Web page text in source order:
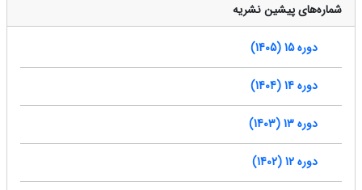
شماره‌های پیشین نشریه
دوره 15 (1405)
دوره 14 (1404)
دوره 13 (1403)
دوره 12 (1402)